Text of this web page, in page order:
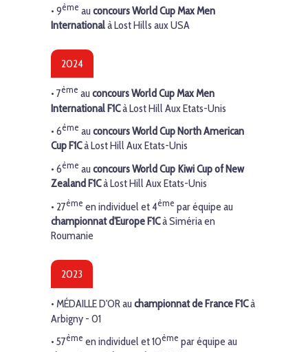
• 9ème au concours World Cup Max Men
Internationalà Lost Hills aux USA
2024
• 7ème au concours World Cup Max Men
International F1Cà Lost Hill Aux Etats-Unis
• 6ème au concours World Cup North American
Cup F1Cà Lost Hill Aux Etats-Unis
• 6ème au concours World Cup Kiwi Cup of New
Zealand F1Cà Lost Hill Aux Etats-Unis
• 27ème en individuel et 4ème par équipe au
championnat d'Europe F1Cà Siméria en
Roumanie
2023
• MÉDAILLE D'ORau championnat de France F1Cà
Arbigny - 01
• 57ème en individuel et 10ème par équipe au